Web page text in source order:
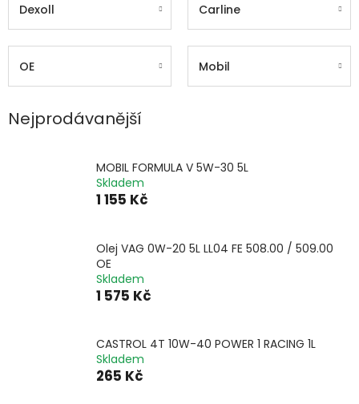
Dexoll Carline
OE Mobil
Nejprodávanější
MOBIL FORMULA V 5W-30 5L
Skladem
1 155 Kč
Olej VAG 0W-20 5L LL04 FE 508.00 / 509.00
OE
Skladem
1 575 Kč
CASTROL 4T 10W-40 POWER 1 RACING 1L
Skladem
265 Kč